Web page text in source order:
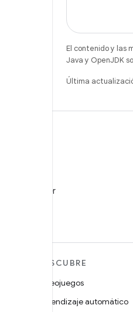
El contenido y las
Java y OpenJDK
Última
y obtener
DESCUBRE
Videojuegos
Aprendizaje automático